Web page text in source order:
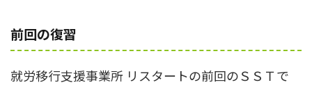
前回の復習
就労移行支援事業所 リスタートの前回のＳＳＴで